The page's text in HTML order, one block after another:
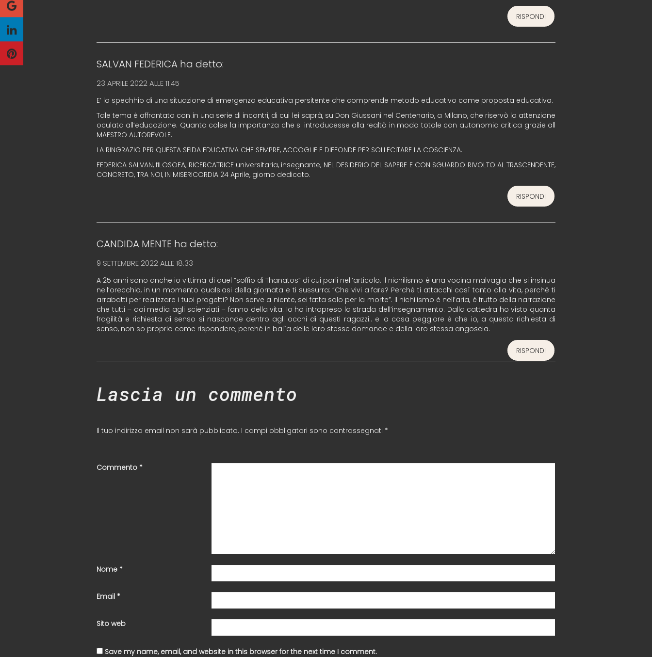
RISPONDI
SALVAN FEDERICA ha detto:
23 APRILE 2022 ALLE 11:45
E’ lo spechhio di una situazione di emergenza educativa persitente che comprende metodo educativo come proposta educativa.
Tale tema è affrontato con in una serie di incontri, di cui lei saprà, su Don Giussani nel Centenario, a Milano, che riservò la attenzione
oculata all’educazione. Quanto colse la importanza che si introducesse alla realtà in modo totale con autonomia critica grazie all
MAESTRO AUTOREVOLE.
LA RINGRAZIO PER QUESTA SFIDA EDUCATIVA CHE SEMPRE, ACCOGLIE E DIFFONDE PER SOLLECITARE LA COSCIENZA.
FEDERICA SALVAN, fILOSOFA, RICERCATRICE universitaria, insegnante, NEL DESIDERIO DEL SAPERE E CON SGUARDO RIVOLTO AL TRASCENDENTE,
CONCRETO, TRA NOI, IN MISERICORDIA 24 Aprile, giorno dedicato.
RISPONDI
CANDIDA MENTE ha detto:
9 SETTEMBRE 2022 ALLE 18:33
A 25 anni sono anche io vittima di quel “soffio di Thanatos” di cui parli nell’articolo. Il nichilismo è una vocina malvagia che si insinua
nell’orecchio, in un momento qualsiasi della giornata e ti sussurra: “Che vivi a fare? Perché ti attacchi così tanto alla vita, perché ti
arrabatti per realizzare i tuoi progetti? Non serve a niente, sei fatta solo per la morte”. Il nichilismo è nell’aria, è frutto della narrazione
che tutti – dai media agli scienziati – fanno della vita. Io ho intrapreso la strada dell’insegnamento. Dalla cattedra ho visto quanta
fragilità e richiesta di senso si nasconde dentro agli occhi di questi ragazzi.. e la cosa peggiore è che io, a questa richiesta di
senso, non so proprio come rispondere, perché in balìa delle loro stesse domande e della loro stessa angoscia.
RISPONDI
Lascia un commento
Il tuo indirizzo email non sarà pubblicato. I campi obbligatori sono contrassegnati *
Commento *
Nome *
Email *
Sito web
Save my name, email, and website in this browser for the next time I comment.